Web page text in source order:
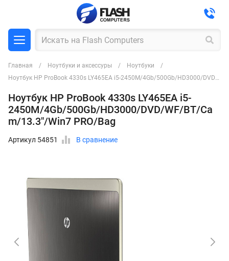
Главная Ноутбуки и аксессуры
Ноутбуки
Ноутбук HP ProBook 4330s LY465EA i5-2450M/4Gb/500Gb/HD3000/DVD/WF/BT/Cam/13.3"/Win7 PRO/Bag
Ноутбук HP ProBook 4330s LY465EA i5-
2450M/4Gb/500Gb/HD3000/DVD/WF/BT/Ca
m/13.3"/Win7 PRO/Bag
Артикул 54851 В сравнение